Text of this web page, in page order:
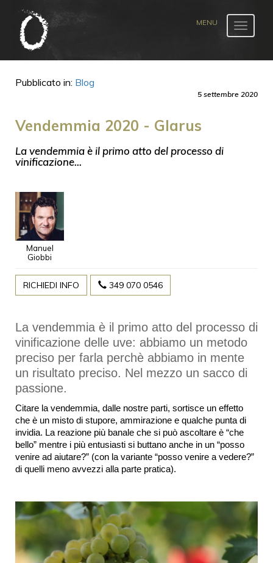
Toggle
Pubblicato in: Blog
5 settembre 2020
Vendemmia 2020 - Glarus
La vendemmia è il primo atto del processo di
vinificazione...
Manuel
Giobbi
RICHIEDI INFO 349 070 0546
La vendemmia è il primo atto del processo di
vinificazione delle uve: abbiamo un metodo
preciso per farla perchè abbiamo in mente
un risultato preciso. Nel mezzo un sacco di
passione.
Citare la vendemmia, dalle nostre parti, sortisce un effetto
che è un misto di stupore, ammirazione e qualche punta di
invidia. La reazione più banale che si può ascoltare è “che
bello” mentre i più entusiasti si buttano anche in un “posso
venire ad aiutare?” (con la variante “posso venire a vedere?”
di quelli meno avvezzi alla parte pratica).